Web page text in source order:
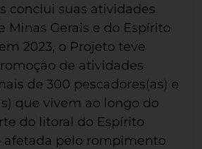
conclui suas atividades
Minas Gerais e do Espírito
2023, o Projeto teve
de atividades
de 300 pescadores(as) e
que vivem ao longo do
do litoral do Espírito
afetada pelo rompimento